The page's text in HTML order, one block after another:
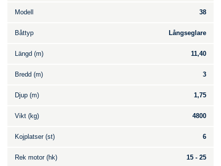
Modell 38
Båttyp Långseglare
Längd (m) 11,40
Bredd (m) 3
Djup (m) 1,75
Vikt (kg) 4800
Kojplatser (st) 6
Rek motor (hk) 15 - 25